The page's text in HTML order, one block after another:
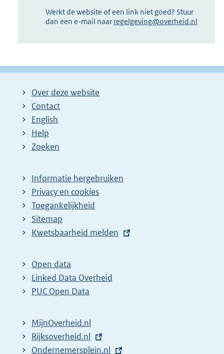
Werkt de website of een link niet goed? Stuur
dan een e-mail naar regelgeving@overheid.nl
Over deze website
Contact
English
Help
Zoeken
Informatie hergebruiken
Privacy en cookies
Toegankelijkheid
Sitemap
E
t
e
r
l
i
Kwetsbaarheid melden
Open data
Linked Data Overheid
PUC Open Data
MijnOverheid.nl
E
x
Rijksoverheid.nl
E
Ondernemersplein.nl